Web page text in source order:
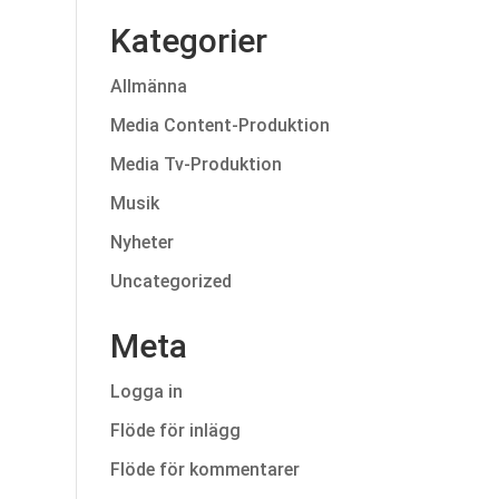
Kategorier
Allmänna
Media Content-Produktion
Media Tv-Produktion
Musik
Nyheter
Uncategorized
Meta
Logga in
Flöde för inlägg
Flöde för kommentarer